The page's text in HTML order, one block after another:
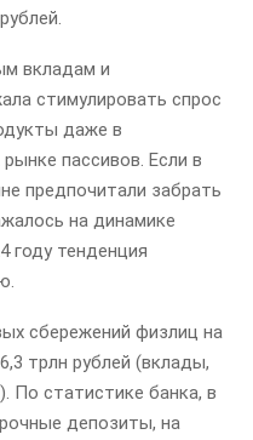
вкладам и
стимулировать спрос
даже в
пассивов. Если в
предпочитали забрать
на динамике
году тенденция
сбережений физлиц на
трлн рублей (вклады,
По статистике банка, в
депозиты, на